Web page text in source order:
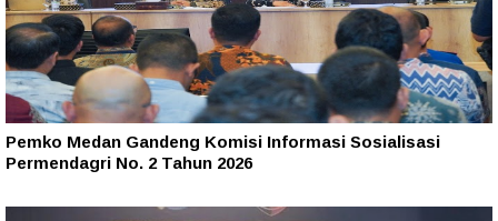
Pemko Medan Gandeng Komisi Informasi Sosialisasi
Permendagri No. 2 Tahun 2026